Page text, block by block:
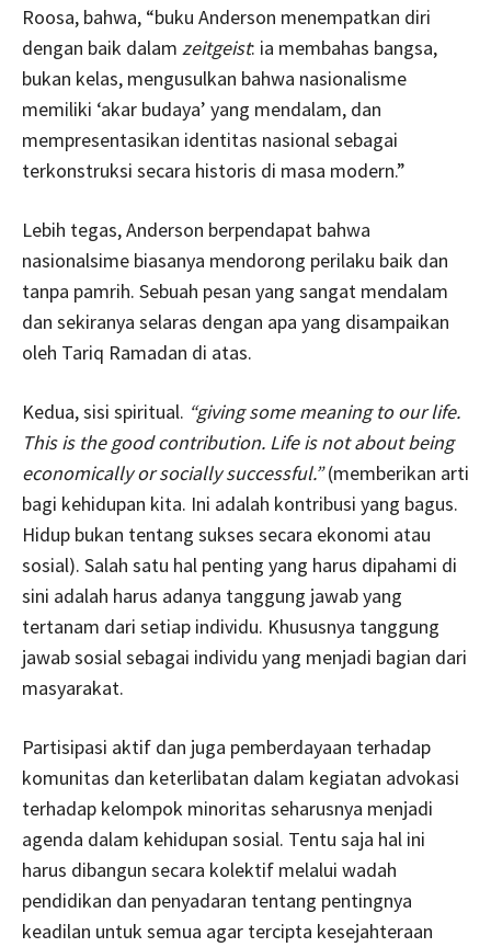
Roosa, bahwa, “buku Anderson menempatkan diri
dengan baik dalam zeitgeist: ia membahas bangsa,
bukan kelas, mengusulkan bahwa nasionalisme
memiliki ‘akar budaya’ yang mendalam, dan
mempresentasikan identitas nasional sebagai
terkonstruksi secara historis di masa modern.”
Lebih tegas, Anderson berpendapat bahwa
nasionalsime biasanya mendorong perilaku baik dan
tanpa pamrih. Sebuah pesan yang sangat mendalam
dan sekiranya selaras dengan apa yang disampaikan
oleh Tariq Ramadan di atas.
Kedua, sisi spiritual. “giving some meaning to our life.
This is the good contribution. Life is not about being
economically or socially successful.”(memberikan arti
bagi kehidupan kita. Ini adalah kontribusi yang bagus.
Hidup bukan tentang sukses secara ekonomi atau
sosial). Salah satu hal penting yang harus dipahami di
sini adalah harus adanya tanggung jawab yang
tertanam dari setiap individu. Khususnya tanggung
jawab sosial sebagai individu yang menjadi bagian dari
masyarakat.
Partisipasi aktif dan juga pemberdayaan terhadap
komunitas dan keterlibatan dalam kegiatan advokasi
terhadap kelompok minoritas seharusnya menjadi
agenda dalam kehidupan sosial. Tentu saja hal ini
harus dibangun secara kolektif melalui wadah
pendidikan dan penyadaran tentang pentingnya
keadilan untuk semua agar tercipta kesejahteraan